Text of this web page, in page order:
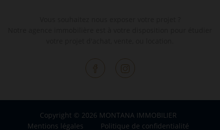
Copyright © 2026 MONTANA IMMOBILIER
Mentions légales
Politique de confidentialité